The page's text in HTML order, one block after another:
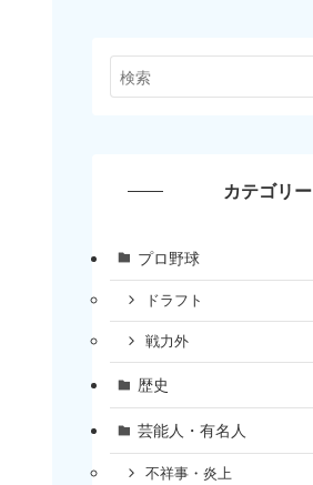
カテゴリー
プロ野球
ドラフト
戦力外
歴史
芸能人・有名人
不祥事・炎上